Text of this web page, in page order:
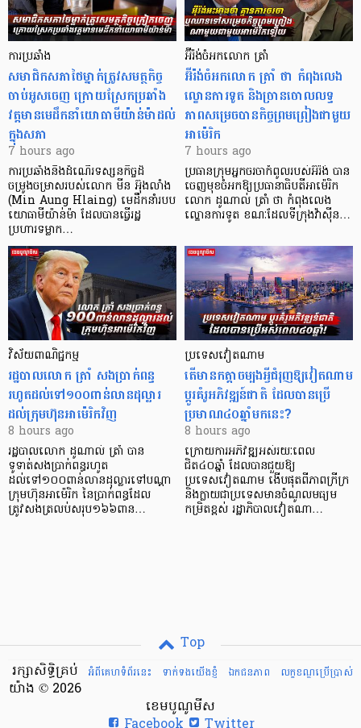
ការប្រឆាំង
សមាជិកសភាថៃម្នាក់ត្រូវសមត្ថកិច្ច
ចាប់អូសចេញ ក្រោយស្រែកប្រឆាំង
វត្តមានមេដឹកនាំយោធាមីយ៉ាន់ម៉ាដល់
ក្នុងសភា
7 hours ago
ការប្រឆាំងនឹងដំណើរទស្សនកិច្ចដ៏
ចម្រូងចម្រាសរបស់លោក មីន អ៊ុងលាំង
(Min Aung Hlaing) មេដឹកនាំរបប
យោធាមីយ៉ាន់ម៉ា ដែលបានធ្វើរដ្ឋ
ប្រហារទម្លាក…
អ៊ីរ៉ង់ចំអកលោក ត្រាំ
អ៊ីរ៉ង់ចំអកលោក ត្រាំ ថា កំពុងលេង
ល្ខោនការទូត និងច្រានចោលលទ្ធ
ភាពសម្រេចបានកិច្ចព្រមព្រៀងជាមួយ
អាម៉េរិក
7 hours ago
ប្រធានក្រុមអ្នកចរចាកំពូលរបស់អ៊ីរ៉ង់ បាន
ចេញមុខចំអកឱ្យប្រធានាធិបតីអាម៉េរិក
លោក ដូណាល់ ត្រាំ ថា កំពុងលេង
ល្ខោនការទូត ខណៈដែលទីក្រុងវ៉ាស៊ីន…
វិស័យ​ពាណិជ្ជកម្ម
រដ្ឋបាលលោក ត្រាំ សងប្រាក់ពន្ធ
រហូតដល់ទៅ១០០ពាន់លានដុល្លារ
ដល់ក្រុមហ៊ុនអាម៉េរិកវិញ
8 hours ago
រដ្ឋបាលលោក ដូណាល់ ត្រាំ បាន​
ទូទាត់សងប្រាក់ពន្ធរហូត
ដល់ទៅ១០០ពាន់លានដុល្លារទៅបណ្ដា
ក្រុមហ៊ុនអាម៉េរិក នៃប្រាក់ពន្ធដែល
ត្រូវសងត្រលប់សរុប១៦៦ពាន…
ប្រទេសវៀតណាម
តើមានកត្តាចម្បងអ្វីជំរុញឱ្យវៀតណាម
ប្តូរគំរូអភិវឌ្ឍន៍ជាតិ ដែលបានប្រើ
ប្រមាណ៤០ឆ្នាំមកនេះ?
8 hours ago
ក្រោយការអភិវឌ្ឍអស់រយៈពេល
ជិត៤០ឆ្នាំ ដែលបានជួយឱ្យ​
ប្រទេសវៀតណាម ងើប​ផុតពីភាពក្រីក្រ
និងក្លាយជាប្រទេសមានចំណូលមធ្យម
កម្រិតខ្ពស់ រដ្ឋាភិបាលវៀតណា…
Top
អំពីគេហទំព័រនេះ
ទាក់ទងយើងខ្ញំ ឯកជនភាព លក្ខខណ្ឌ​ប្រើ​ប្រាស់
រក្សាសិទ្ធិគ្រប់
យ៉ាង © 2026
ខេមបូណូមីស